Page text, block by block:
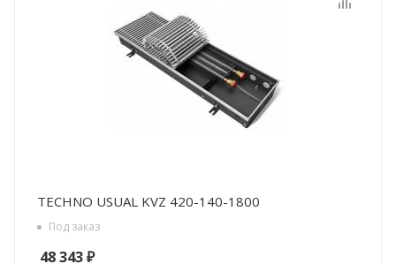
TECHNO USUAL KVZ 420-140-1800
Под заказ
48 343₽